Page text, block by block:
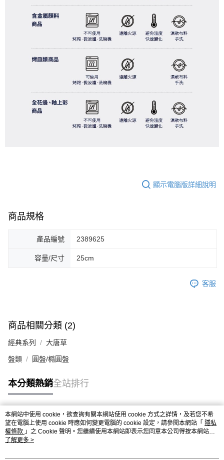
顯示電腦版詳細說明
商品規格
產品編號 2389625
容量/尺寸 25cm
客服
商品相關分類 (2)
經典系列 大唐草
盤類 圓盤/橢圓盤
本分類熱銷全站排行
熱門標籤
本網站中使用 cookie，欲查詢有關本網站使用 cookie 方式之詳情，及若您不希
望在電腦上使用 cookie 時應如何變更電腦的 cookie 設定，請參閱本網站「 隱私
權條款 」之 Cookie 聲明。您繼續使用本網站即表示您同意本公司得按本網站使
用條款之 Cookie 聲明使用 cookie。
了解更多 >